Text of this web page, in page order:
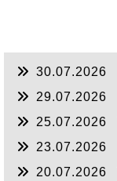
30.07.2026
29.07.2026
25.07.2026
23.07.2026
20.07.2026